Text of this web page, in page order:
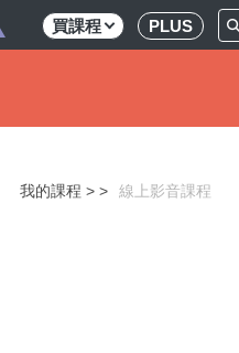
買課程 PLUS
我的課程 > 線上影音課程